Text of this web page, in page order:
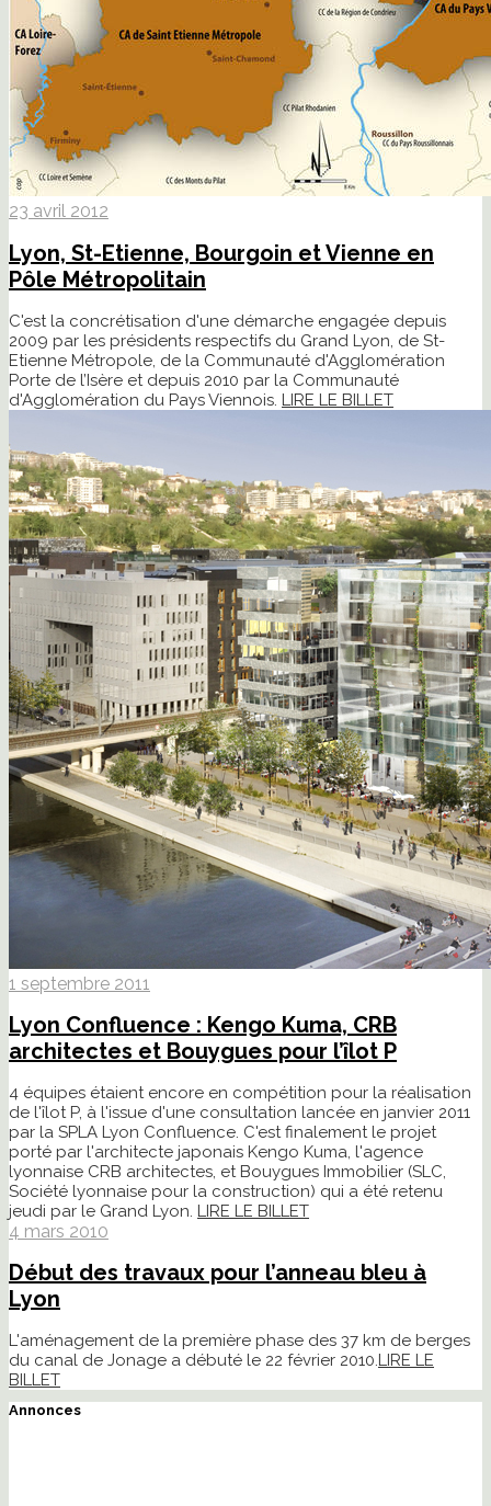
23 avril 2012
Lyon, St-Etienne, Bourgoin et Vienne en
Pôle Métropolitain
C'est la concrétisation d'une démarche engagée depuis
2009 par les présidents respectifs du Grand Lyon, de St-
Etienne Métropole, de la Communauté d'Agglomération
Porte de l’Isère et depuis 2010 par la Communauté
d'Agglomération du Pays Viennois. LIRE LE BILLET
1 septembre 2011
Lyon Confluence : Kengo Kuma, CRB
architectes et Bouygues pour l’îlot P
4 équipes étaient encore en compétition pour la réalisation
de l'îlot P, à l'issue d'une consultation lancée en janvier 2011
par la SPLA Lyon Confluence. C'est finalement le projet
porté par l'architecte japonais Kengo Kuma, l'agence
lyonnaise CRB architectes, et Bouygues Immobilier (SLC,
Société lyonnaise pour la construction) qui a été retenu
jeudi par le Grand Lyon. LIRE LE BILLET
4 mars 2010
Début des travaux pour l’anneau bleu à
Lyon
L'aménagement de la première phase des 37 km de berges
du canal de Jonage a débuté le 22 février 2010.LIRE LE
BILLET
Annonces